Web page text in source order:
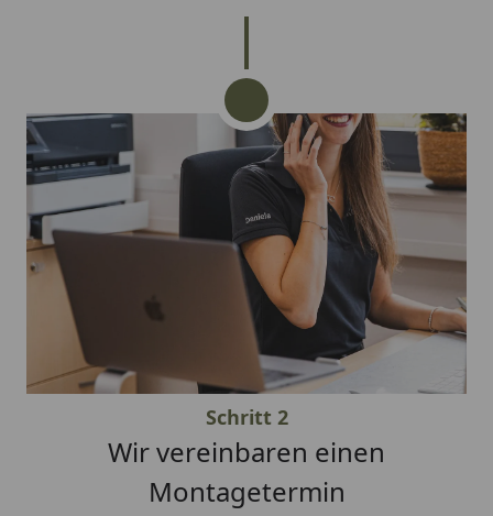
Schritt 2
Wir vereinbaren einen
Montagetermin